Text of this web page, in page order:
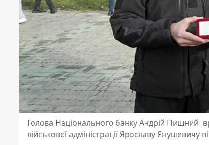
Голова Національного банку Андрій Пишний
військової адміністрації Ярославу Янушевичу